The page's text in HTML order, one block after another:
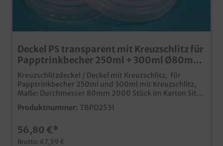
Deckel PS transparent mit Kreuzschlitz für
Papptrinkbecher 250ml + 300ml Ø80mm
2000St
Kreuzschlitzdeckel / Deckel mit Kreuzschlitz, für
Papptrinkbecher 250ml und 300ml mit Kreuzschlitz,
Maße: Durchmesser 80mm 2000 Stück im Karton Sitzt
fest auf dem Becher und hält die Getränke da wo sie
hingehören Aus transparentem Kunststoff mit
Produktnummer: TBPD2531
56,80 €*
Brutto: 67,59 €